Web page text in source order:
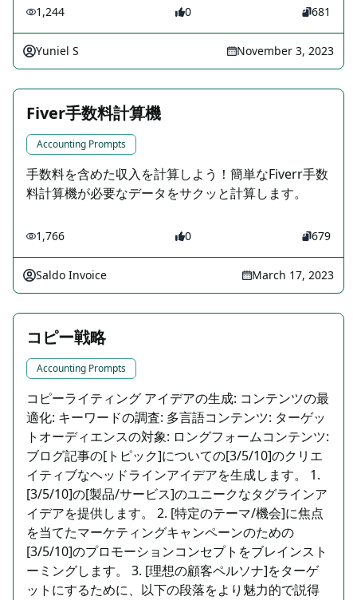
1,244 0 681
Yuniel S November 3, 2023
Fiver手数料計算機
Accounting Prompts
手数料を含めた収入を計算しよう！簡単なFiverr手数
料計算機が必要なデータをサクッと計算します。
1,766 0 679
Saldo Invoice March 17, 2023
コピー戦略
Accounting Prompts
コピーライティング アイデアの生成: コンテンツの最
適化: キーワードの調査: 多言語コンテンツ: ターゲッ
トオーディエンスの対象: ロングフォームコンテンツ:
ブログ記事の[トピック]についての[3/5/10]のクリエ
イティブなヘッドラインアイデアを生成します。 1.
[3/5/10]の[製品/サービス]のユニークなタグラインア
イデアを提供します。 2. [特定のテーマ/機会]に焦点
を当てたマーケティングキャンペーンのための
[3/5/10]のプロモーションコンセプトをブレインスト
ーミングします。 3. [理想の顧客ペルソナ]をターゲ
ットにするために、以下の段落をより魅力的で説得